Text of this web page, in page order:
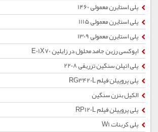
پلی استایرن معمولی 1460
پلی استایرن معمولی 1115
پلی استایرن معمولی 1309
اپوکسی رزین جامد محلول در زایلین E01X70
پلی اتیلن سنگین تزریقی 2208
پلی پروپیلن فیلم RG3420L
الکیل بنزن سنگین
پلی پروپیلن فیلم RP120L
پلی کربنات W1